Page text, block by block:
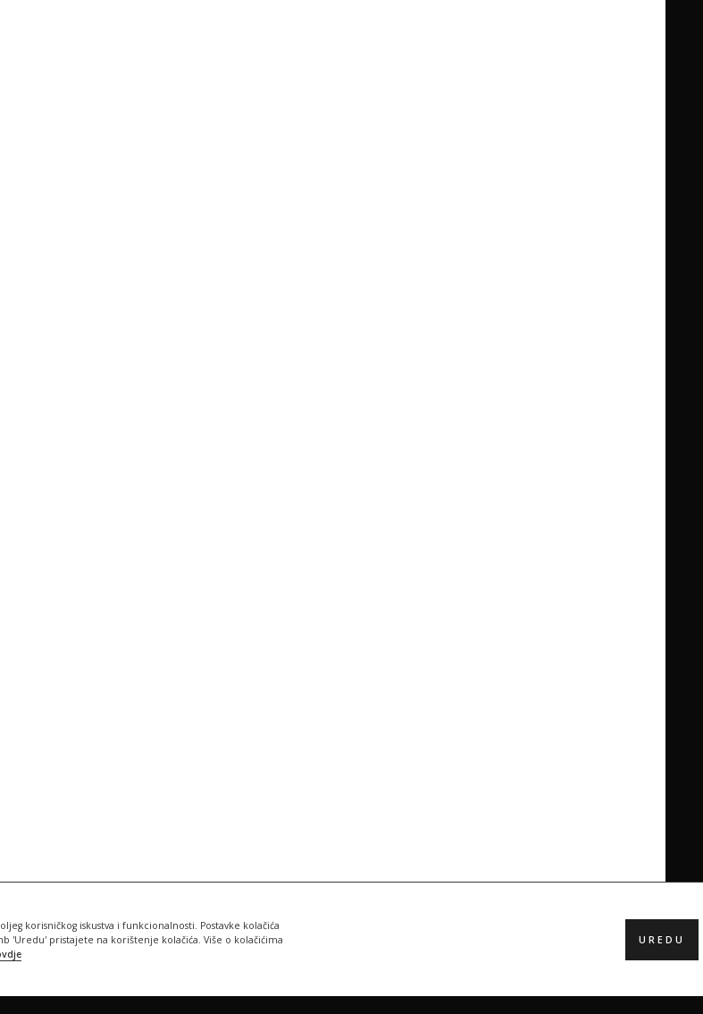
korisničkog iskustva i funkcionalnosti. Postavke kolačića
'Uredu' pristajete na korištenje kolačića. Više o kolačićima
UREDU